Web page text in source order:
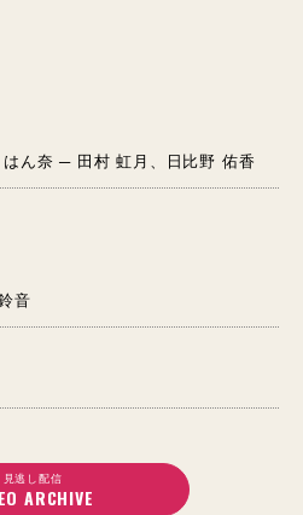
ん奈 ─ 田村 虹月、日比野 佑香
音
見逃し配信
ARCHIVE